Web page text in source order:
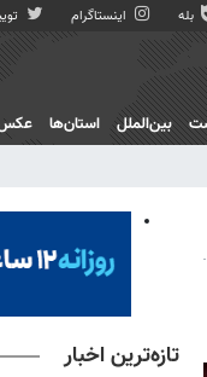
بله اینستاگرام
بین‌الملل استان‌ها
تازه‌ترین اخبار